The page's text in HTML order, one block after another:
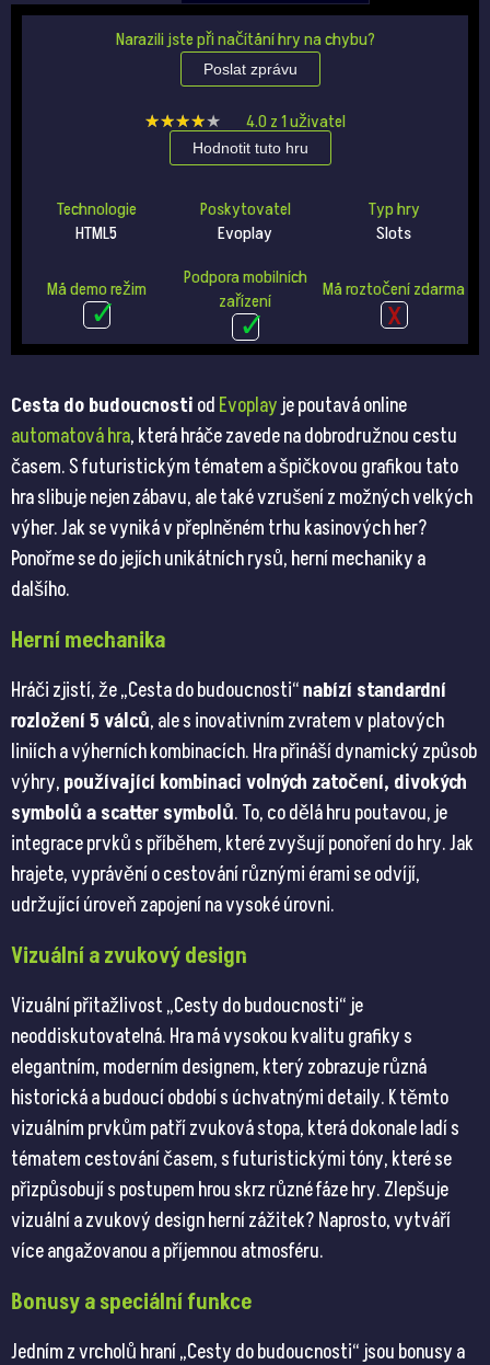
Narazili jste při načítání hry na chybu?
Poslat zprávu
★★★★★
★★★★★ 4.0 z1uživatel
Hodnotit tuto hru
Technologie
HTML5
Poskytovatel
Evoplay
Typ hry
Slots
Má demo režim
Podpora mobilních
zařízení
Má roztočení zdarma
Cesta do budoucnosti od Evoplayje poutavá online
automatová hra, která hráče zavede na dobrodružnou cestu
časem. S futuristickým tématem a špičkovou grafikou tato
hra slibuje nejen zábavu, ale také vzrušení z možných velkých
výher. Jak se vyniká v přeplněném trhu kasinových her?
Ponořme se do jejích unikátních rysů, herní mechaniky a
dalšího.
Herní mechanika
Hráči zjistí, že „Cesta do budoucnosti“nabízí standardní
rozložení 5 válců, ale s inovativním zvratem v platových
liniích a výherních kombinacích. Hra přináší dynamický způsob
výhry, používající kombinaci volných zatočení, divokých
symbolů a scatter symbolů. To, co dělá hru poutavou, je
integrace prvků s příběhem, které zvyšují ponoření do hry. Jak
hrajete, vyprávění o cestování různými érami se odvíjí,
udržující úroveň zapojení na vysoké úrovni.
Vizuální a zvukový design
Vizuální přitažlivost „Cesty do budoucnosti“ je
neoddiskutovatelná. Hra má vysokou kvalitu grafiky s
elegantním, moderním designem, který zobrazuje různá
historická a budoucí období s úchvatnými detaily. K těmto
vizuálním prvkům patří zvuková stopa, která dokonale ladí s
tématem cestování časem, s futuristickými tóny, které se
přizpůsobují s postupem hrou skrz různé fáze hry. Zlepšuje
vizuální a zvukový design herní zážitek? Naprosto, vytváří
více angažovanou a příjemnou atmosféru.
Bonusy a speciální funkce
Jedním z vrcholů hraní „Cesty do budoucnosti“ jsou bonusy a